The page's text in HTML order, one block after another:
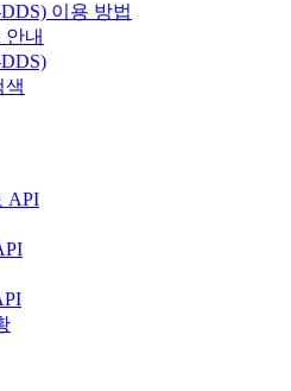
이용 방법
내
색
API